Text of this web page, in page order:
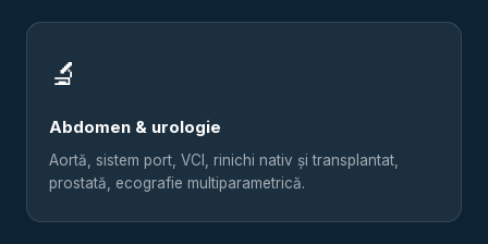
🔬
Abdomen & urologie
Aortă, sistem port, VCI, rinichi nativ și transplantat,
prostată, ecografie multiparametrică.